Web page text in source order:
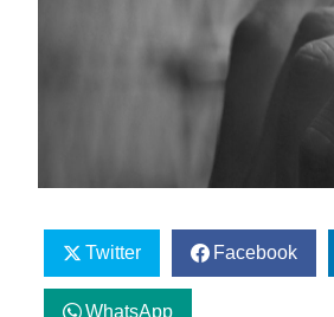
Twitter Facebook
WhatsApp